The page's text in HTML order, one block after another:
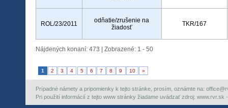
ROL/23/2011
odňatie/zrušenie na
žiadosť
TKR/167
Nájdených konaní: 473 | Zobrazené: 1 - 50
1 2 3 4 5 6 7 8 9 10 »
Prípadné námety a pripomienky k tejto stránke, prosím, oznámte na:
Pri použití informácií z tejto www stránky žiadame uvádzať zdroj: www.rvr.sk